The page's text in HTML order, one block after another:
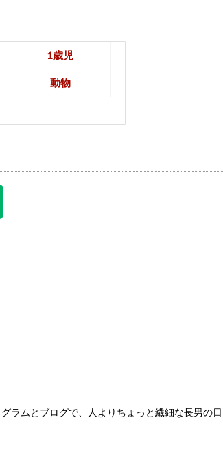
1歳児
動物
ラムとブログで、人よりちょっと繊細な長男の